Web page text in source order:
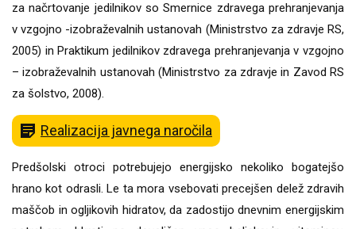
za načrtovanje jedilnikov so Smernice zdravega prehranjevanja
v vzgojno -izobraževalnih ustanovah (Ministrstvo za zdravje RS,
2005) in Praktikum jedilnikov zdravega prehranjevanja v vzgojno
– izobraževalnih ustanovah (Ministrstvo za zdravje in Zavod RS
za šolstvo, 2008).
Realizacija javnega naročila
Predšolski otroci potrebujejo energijsko nekoliko bogatejšo
hrano kot odrasli. Le ta mora vsebovati precejšen delež zdravih
maščob in ogljikovih hidratov, da zadostijo dnevnim energijskim